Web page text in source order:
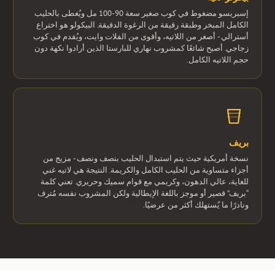
إسبريسو مضغوط في كوب صغير سعة 90-100 مل ويُغطى بالحليب
الكامل المبخر وطبقة رقيقة من الرغوة الدقيقة. البيكولو هو اختراع
أسترالي - أصغر من اللاتيه، وأقوى من الفلات وايت، ويُقدم في كوب
زجاجي. أصبح شائعًا كمشروب نهاري للبارستا الذين أرادوا نكهة دون
حجم اللاتيه الكامل.
بريف
نسخة أمريكية حيث يتم استبدال الحليب بنصف ونصف - مزيج من
أجزاء متساوية من الحليب الكامل والكريمة. النتيجة هي لاتيه غني
للغاية، عالي الدهون، وكريمي مع قوام سميك وحريري. تعني كلمة
“بريف” قصير أو موجز باللغة الإيطالية ولكن المشروب نفسه مُترف
ونادرًا ما يُستهلك أكثر من عرضيًا.